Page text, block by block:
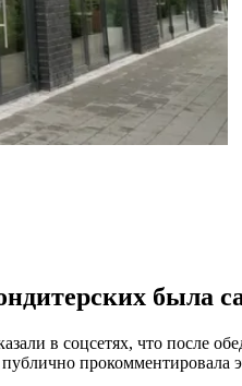
была
в соцсетях, что после
публично прокомментировала